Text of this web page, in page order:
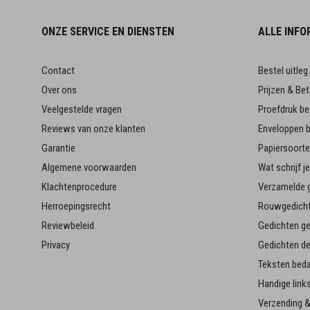
ONZE SERVICE EN DIENSTEN
Contact
Over ons
Veelgestelde vragen
Reviews van onze klanten
Garantie
Algemene voorwaarden
Klachtenprocedure
Herroepingsrecht
Reviewbeleid
Privacy
ALLE
Bestel uitleg
Prijzen &
Proefdruk
Enveloppen
Wat schrijf
Verzamelde
Gedichten
Gedichten
Teksten
Handige
Verzending